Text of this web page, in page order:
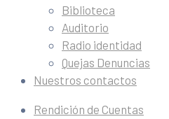
Biblioteca
Auditorio
Radio identidad
Quejas Denuncias
Nuestros contactos
Rendición de Cuentas